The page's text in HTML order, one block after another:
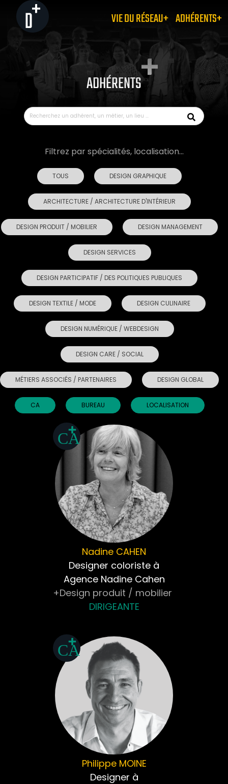
VIE DU RÉSEAU+ ADHÉRENTS+
ADHÉRENTS
Filtrez par spécialités, localisation...
TOUS DESIGN GRAPHIQUE
ARCHITECTURE / ARCHITECTURE D'INTÉRIEUR
DESIGN PRODUIT / MOBILIER DESIGN MANAGEMENT
DESIGN SERVICES
DESIGN PARTICIPATIF / DES POLITIQUES PUBLIQUES
DESIGN TEXTILE / MODE DESIGN CULINAIRE
DESIGN NUMÉRIQUE / WEBDESIGN
DESIGN CARE / SOCIAL
MÉTIERS ASSOCIÉS / PARTENAIRES DESIGN GLOBAL
CA BUREAU LOCALISATION
Nadine CAHEN
Designer coloriste à
Agence Nadine Cahen
+Design produit / mobilier
DIRIGEANTE
Philippe MOINE
Designer à